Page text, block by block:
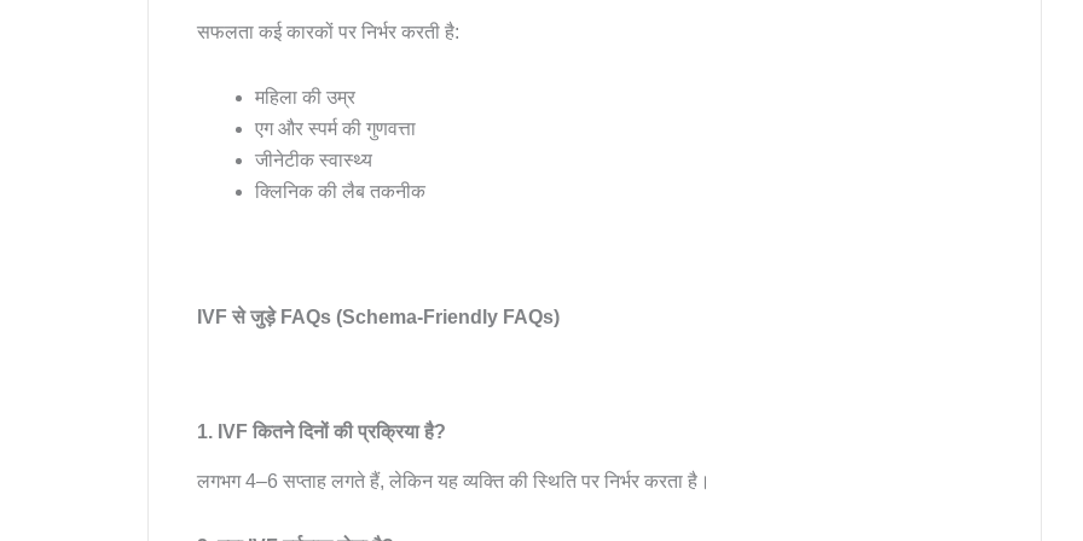
सफलता कई कारकों पर निर्भर करती है:
महिला की उम्र
एग और स्पर्म की गुणवत्ता
जीनेटीक स्वास्थ्य
क्लिनिक की लैब तकनीक
IVF से जुड़े FAQs (Schema-Friendly FAQs)
1. IVF कितने दिनों की प्रक्रिया है?
लगभग 4–6 सप्ताह लगते हैं, लेकिन यह व्यक्ति की स्थिति पर निर्भर करता है।